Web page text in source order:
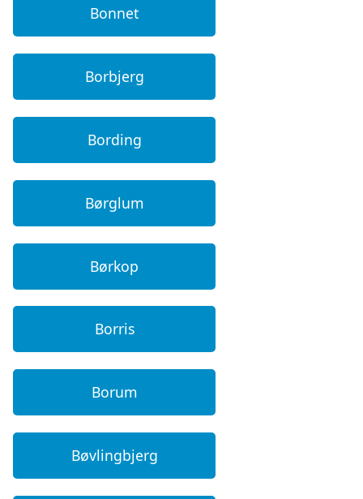
Bonnet
Borbjerg
Bording
Børglum
Børkop
Borris
Borum
Bøvlingbjerg